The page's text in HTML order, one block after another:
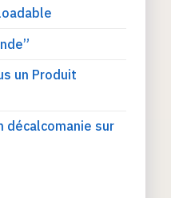
un Produit
sur